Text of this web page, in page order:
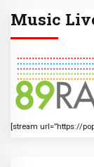
Music
[stream url=”https://